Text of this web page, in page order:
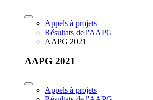
Appels à projets
Résultats de l'AAPG
AAPG 2021
AAPG 2021
Appels à projets